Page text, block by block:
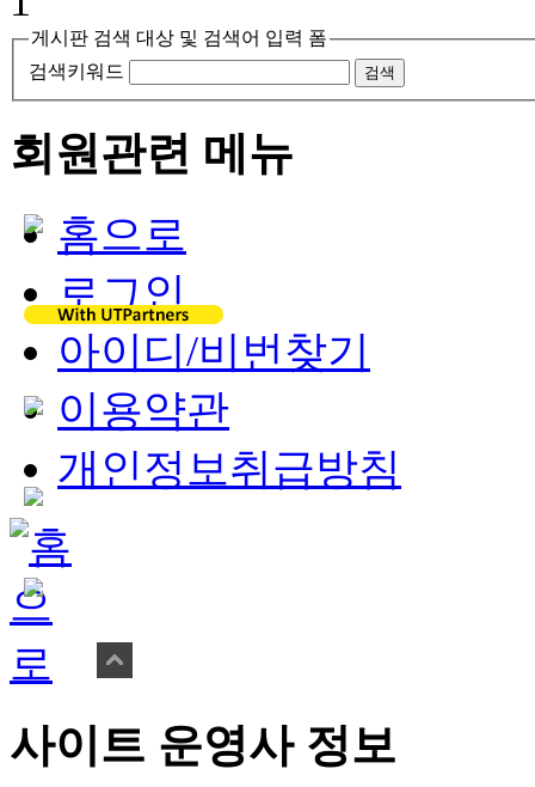
게시판 검색 대상 및 검색어 입력 폼
검색키워드
검색
회원관련 메뉴
홈으로
로그인
아이디/비번찾기
이용약관
개인정보취급방침
사이트 운영사 정보